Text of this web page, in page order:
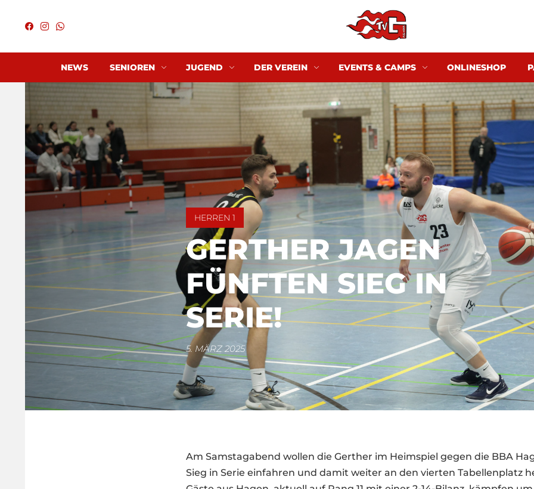
NEWS SENIOREN JUGEND DER VEREIN EVENTS & CAMPS ONLINESHOP
HERREN 1
GERTHER JAGEN
FÜNFTEN SIEG IN
SERIE!
5. MÄRZ 2025
Am Samstagabend wollen die Gerther im Heimspiel gegen die BBA
Sieg in Serie einfahren und damit weiter an den vierten Tabellenplatz